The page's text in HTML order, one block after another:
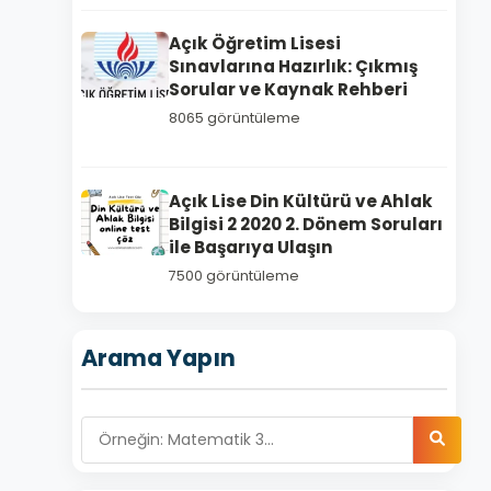
Açık Öğretim Lisesi
Sınavlarına Hazırlık: Çıkmış
Sorular ve Kaynak Rehberi
8065 görüntüleme
Açık Lise Din Kültürü ve Ahlak
Bilgisi 2 2020 2. Dönem Soruları
ile Başarıya Ulaşın
7500 görüntüleme
Arama Yapın